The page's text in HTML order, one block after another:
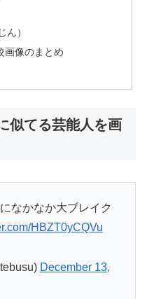
ん）
画像のまとめ
似てる芸能人を画
なかなか大ブレイク
HBZT0yCQVu
December 13,